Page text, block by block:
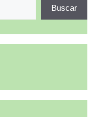
Buscar